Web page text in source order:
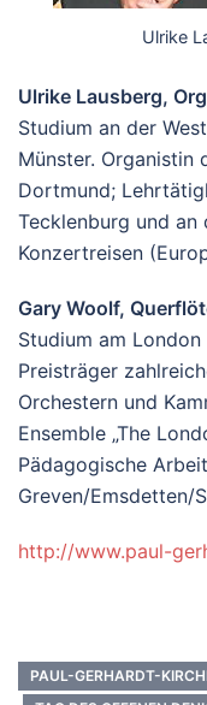
Ulrike
Ulrike Lausberg,
Studium an der
Münster. Organistin
Dortmund;
Tecklenburg und an
Konzertreisen
Gary Woolf,
Studium am
Preisträger
Orchestern und
Ensemble „The
Pädagogische
Greven/Emsdetten/
http://www.paul-
PAUL-GERHARDT-